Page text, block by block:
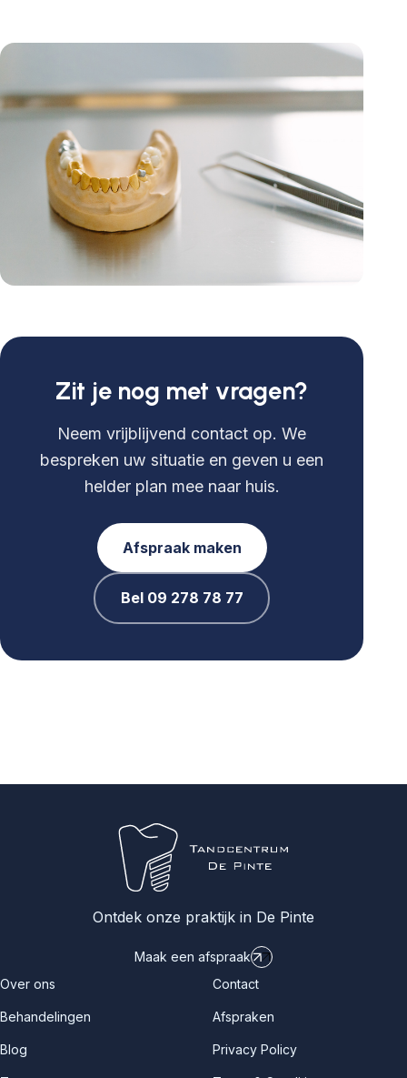
Zit je nog met vragen?
Neem vrijblijvend contact op. We
bespreken uw situatie en geven u een
helder plan mee naar huis.
Afspraak maken
Bel 09 278 78 77
Ontdek onze praktijk in De Pinte
Maak een afspraak
Over ons
Behandelingen
Blog
Contact
Afspraken
Privacy Policy